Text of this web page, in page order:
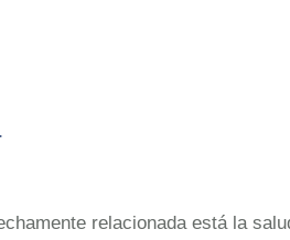
relacionada está la